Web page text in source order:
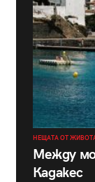
НЕЩАТА ОТ
Между
Кадакес